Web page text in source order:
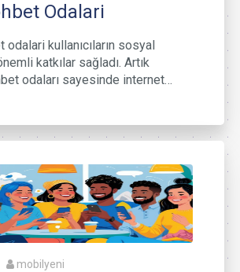
Odalari
kullanıcıların sosyal
katkılar sağladı. Artık
odaları sayesinde internet…
mobilyeni